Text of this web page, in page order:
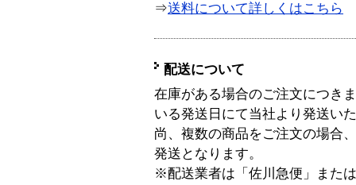
⇒送料について詳しくはこちら
配送について
在庫がある場合のご注文につき
いる発送日にて当社より発送い
尚、複数の商品をご注文の場合
発送となります。
※配送業者は「佐川急便」また